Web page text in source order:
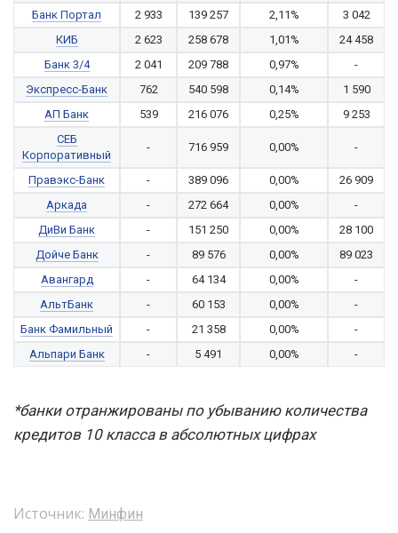
Банк Портал
2 933 139 257 2,11%
3 042
КИБ
2 623 258 678 1,01%
24 458
Банк 3/4
2 041 209 788 0,97%
-
Экспресс-Банк
762 540 598 0,14%
1 590
АП Банк
539 216 076 0,25%
9 253
СЕБ
Корпоративный
- 716 959 0,00% -
Правэкс-Банк - 389 096 0,00%
26 909
Аркада
- 272 664 0,00%
-
ДиВи Банк
- 151 250 0,00%
28 100
Дойче Банк
- 89 576 0,00%
89 023
Авангард
- 64 134 0,00%
-
АльтБанк
- 60 153 0,00%
-
Банк Фамильный
- 21 358 0,00%
-
Альпари Банк
- 5 491 0,00% -
*банки отранжированы по убыванию количества
кредитов 10 класса в абсолютных цифрах
Источник: Минфин